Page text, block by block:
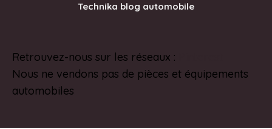
Technika blog automobile
Retrouvez-nous sur les réseaux :
Nous ne vendons pas de pièces et équipements
automobiles